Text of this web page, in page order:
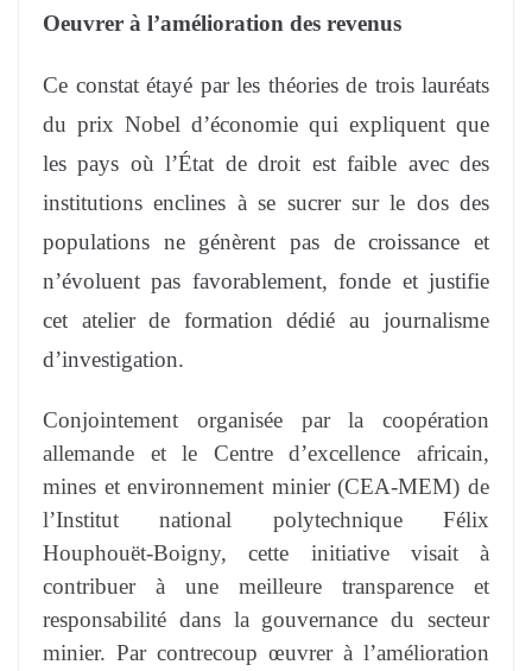
Oeuvrer à l’amélioration des revenus
Ce constat étayé par les théories de trois lauréats
du prix Nobel d’économie qui expliquent que
les pays où l’État de droit est faible avec des
institutions enclines à se sucrer sur le dos des
populations ne génèrent pas de croissance et
n’évoluent pas favorablement, fonde et justifie
cet atelier de formation dédié au journalisme
d’investigation.
Conjointement organisée par la coopération
allemande et le Centre d’excellence africain,
mines et environnement minier (CEA-MEM) de
l’Institut national polytechnique Félix
Houphouët-Boigny, cette initiative visait à
contribuer à une meilleure transparence et
responsabilité dans la gouvernance du secteur
minier. Par contrecoup œuvrer à l’amélioration